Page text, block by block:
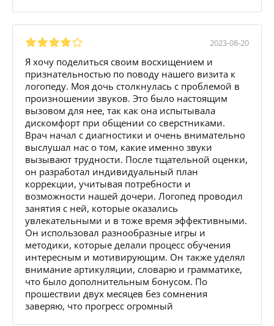
2023-08-20
Я хочу поделиться своим восхищением и
признательностью по поводу нашего визита к
логопеду. Моя дочь столкнулась с проблемой в
произношении звуков. Это было настоящим
вызовом для нее, так как она испытывала
дискомфорт при общении со сверстниками.
Врач начал с диагностики и очень внимательно
выслушал нас о том, какие именно звуки
вызывают трудности. После тщательной оценки,
он разработал индивидуальный план
коррекции, учитывая потребности и
возможности нашей дочери. Логопед проводил
занятия с ней, которые оказались
увлекательными и в тоже время эффективными.
Он использовал разнообразные игры и
методики, которые делали процесс обучения
интересным и мотивирующим. Он также уделял
внимание артикуляции, словарю и грамматике,
что было дополнительным бонусом. По
прошествии двух месяцев без сомнения
заверяю, что прогресс огромный